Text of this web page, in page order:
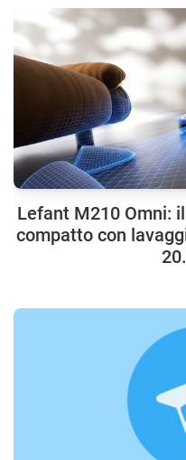
Lefant M210 Omni:
compatto con